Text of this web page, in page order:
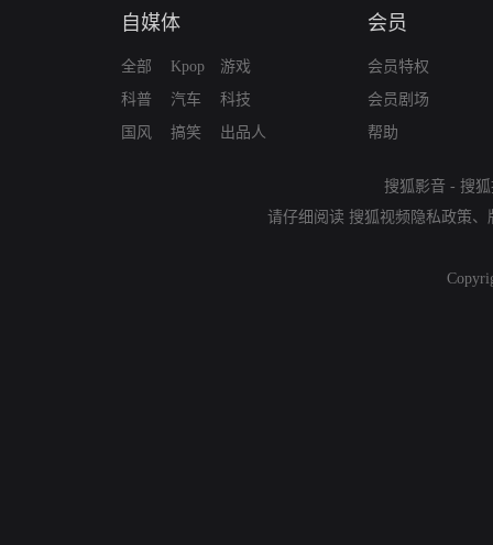
自媒体
全部
科普
国风
Kpop
汽车
搞笑
游戏
科技
出品人
会员
会员特权
会员剧场
帮助
搜狐影音 - 搜
请仔细阅读 搜狐视频隐私政策、